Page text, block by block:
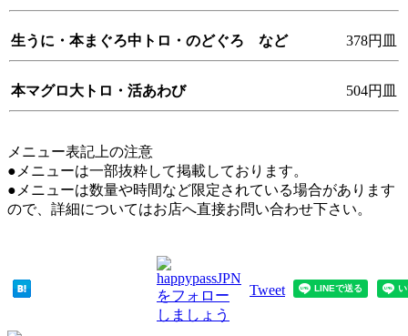
生うに・本まぐろ中トロ・のどぐろ など 378円皿
本マグロ大トロ・活あわび 504円皿
メニュー表記上の注意
●メニューは一部抜粋して掲載しております。
●メニューは数量や時間など限定されている場合があります
ので、詳細についてはお店へ直接お問い合わせ下さい。
Tweet